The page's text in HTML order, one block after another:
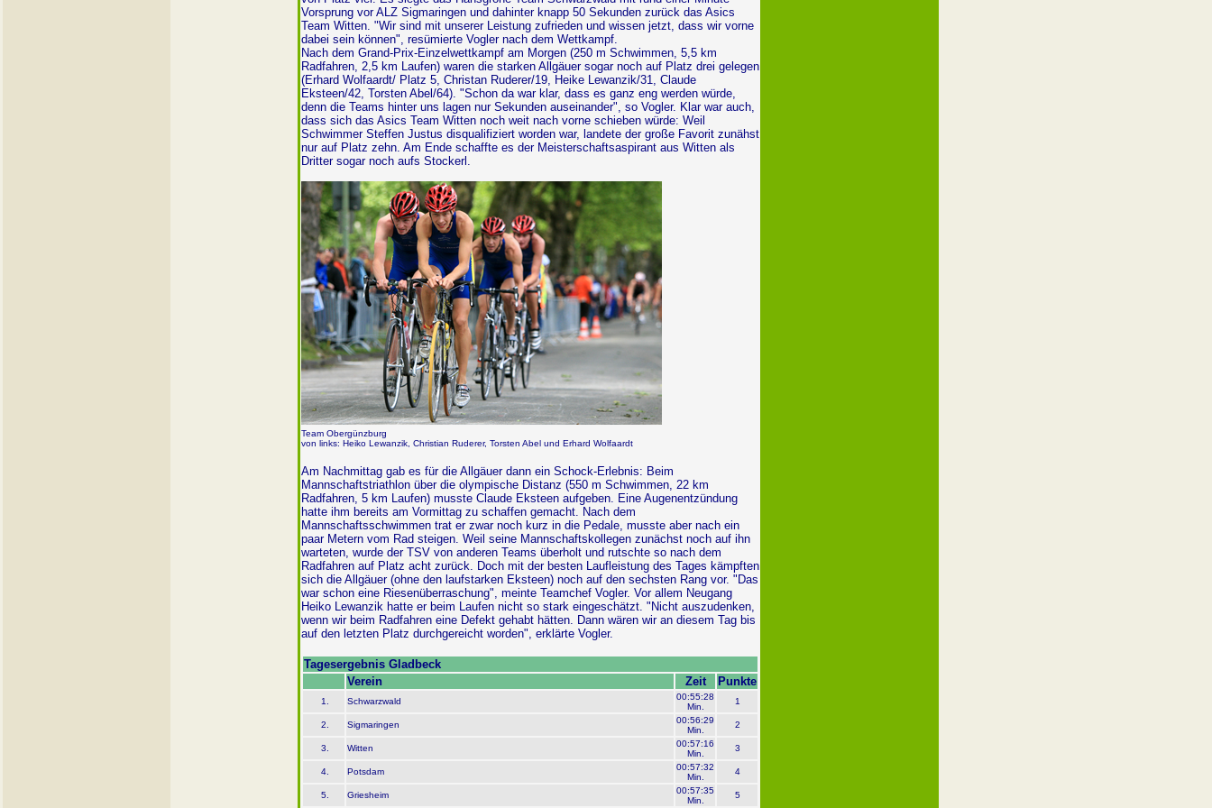
Vorsprung vor ALZ Sigmaringen und dahinter knapp 50 Sekunden zurück das Asics
Team Witten. "Wir sind mit unserer Leistung zufrieden und wissen jetzt, dass wir vorne
dabei sein können", resümierte Vogler nach dem Wettkampf.
Nach dem Grand-Prix-Einzelwettkampf am Morgen (250 m Schwimmen, 5,5 km
Radfahren, 2,5 km Laufen) waren die starken Allgäuer sogar noch auf Platz drei gelegen
(Erhard Wolfaardt/ Platz 5, Christan Ruderer/19, Heike Lewanzik/31, Claude
Eksteen/42, Torsten Abel/64). "Schon da war klar, dass es ganz eng werden würde,
denn die Teams hinter uns lagen nur Sekunden auseinander", so Vogler. Klar war auch,
dass sich das Asics Team Witten noch weit nach vorne schieben würde: Weil
Schwimmer Steffen Justus disqualifiziert worden war, landete der große Favorit zunähst
nur auf Platz zehn. Am Ende schaffte es der Meisterschaftsaspirant aus Witten als
Dritter sogar noch aufs Stockerl.
Team Obergünzburg
von links: Heiko Lewanzik, Christian Ruderer, Torsten Abel und Erhard Wolfaardt
Am Nachmittag gab es für die Allgäuer dann ein Schock-Erlebnis: Beim
Mannschaftstriathlon über die olympische Distanz (550 m Schwimmen, 22 km
Radfahren, 5 km Laufen) musste Claude Eksteen aufgeben. Eine Augenentzündung
hatte ihm bereits am Vormittag zu schaffen gemacht. Nach dem
Mannschaftsschwimmen trat er zwar noch kurz in die Pedale, musste aber nach ein
paar Metern vom Rad steigen. Weil seine Mannschaftskollegen zunächst noch auf ihn
warteten, wurde der TSV von anderen Teams überholt und rutschte so nach dem
Radfahren auf Platz acht zurück. Doch mit der besten Laufleistung des Tages kämpften
sich die Allgäuer (ohne den laufstarken Eksteen) noch auf den sechsten Rang vor. "Das
war schon eine Riesenüberraschung", meinte Teamchef Vogler. Vor allem Neugang
Heiko Lewanzik hatte er beim Laufen nicht so stark eingeschätzt. "Nicht auszudenken,
wenn wir beim Radfahren eine Defekt gehabt hätten. Dann wären wir an diesem Tag bis
auf den letzten Platz durchgereicht worden", erklärte Vogler.
Tagesergebnis Gladbeck
Verein
Zeit Punkte
1. Schwarzwald
00:55:28
Min.
1
2. Sigmaringen
00:56:29
Min.
2
3. Witten
00:57:16
Min.
3
4. Potsdam
00:57:32
Min.
4
5. Griesheim
00:57:35
Min.
5